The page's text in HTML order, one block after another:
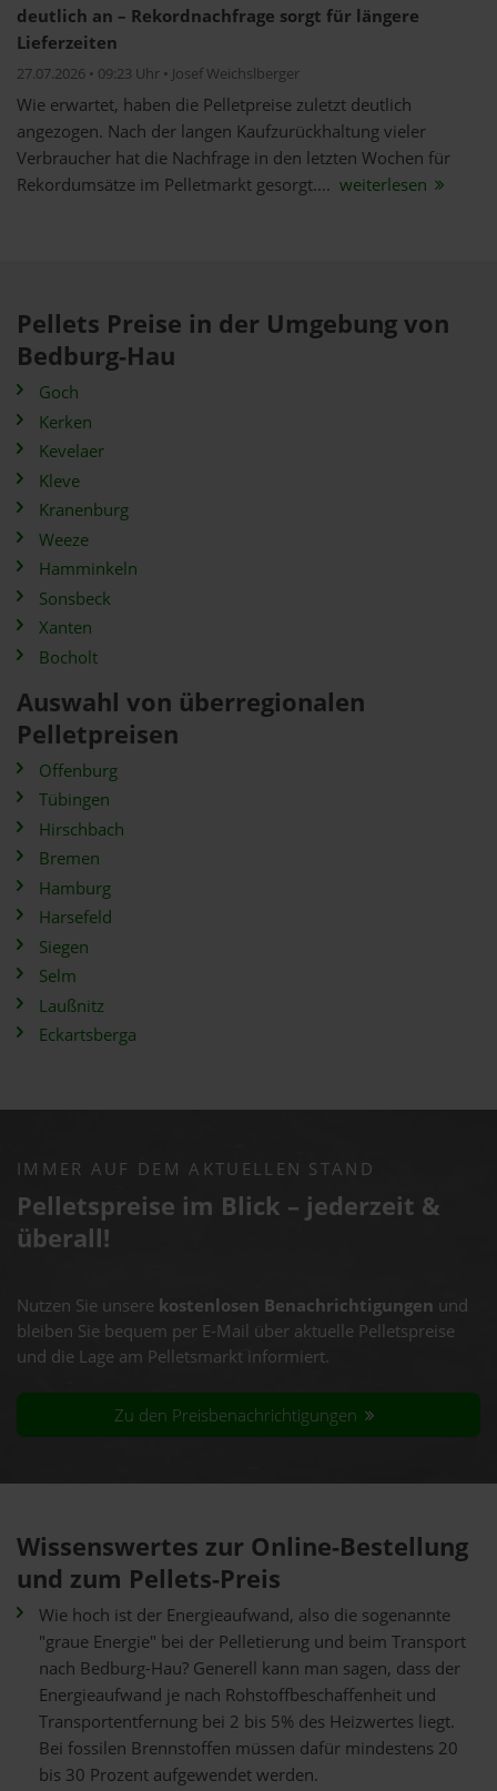
deutlich an – Rekordnachfrage sorgt für längere
Lieferzeiten
27.07.2026 • 09:23 Uhr • Josef Weichslberger
Wie erwartet, haben die Pelletpreise zuletzt deutlich
angezogen. Nach der langen Kaufzurückhaltung vieler
Verbraucher hat die Nachfrage in den letzten Wochen für
Rekordumsätze im Pelletmarkt gesorgt.... weiterlesen
Pellets Preise in der Umgebung von
Bedburg-Hau
Goch
Kerken
Kevelaer
Kleve
Kranenburg
Weeze
Hamminkeln
Sonsbeck
Xanten
Bocholt
Auswahl von überregionalen
Pelletpreisen
Offenburg
Tübingen
Hirschbach
Bremen
Hamburg
Harsefeld
Siegen
Selm
Laußnitz
Eckartsberga
IMMER AUF DEM AKTUELLEN STAND
Pelletspreise im Blick – jederzeit &
überall!
Nutzen Sie unsere kostenlosen Benachrichtigungen und
bleiben Sie bequem per E-Mail über aktuelle Pelletspreise
und die Lage am Pelletsmarkt informiert.
Zu den Preisbenachrichtigungen
Wissenswertes zur Online-Bestellung
und zum Pellets-Preis
Wie hoch ist der Energieaufwand, also die sogenannte
"graue Energie" bei der Pelletierung und beim Transport
nach Bedburg-Hau? Generell kann man sagen, dass der
Energieaufwand je nach Rohstoffbeschaffenheit und
Transportentfernung bei 2 bis 5% des Heizwertes liegt.
Bei fossilen Brennstoffen müssen dafür mindestens 20
bis 30 Prozent aufgewendet werden.